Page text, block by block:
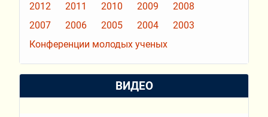
2012
2011 2010 2009
2008
2007
2006 2005 2004
2003
Конференции молодых ученых
ВИДЕО